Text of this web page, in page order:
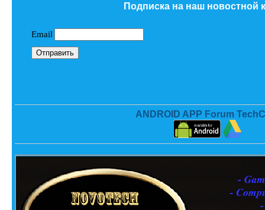
Подписка на наш новостной
ANDROID APP Forum